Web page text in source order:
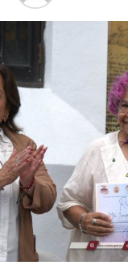
Explicó que de
alrededor de 40
el campeonato
Georgia, por lo
funciona como
conformar al
Marroquín
en competencias
mixtas y sostuvo
de las principales
en esta disciplina.